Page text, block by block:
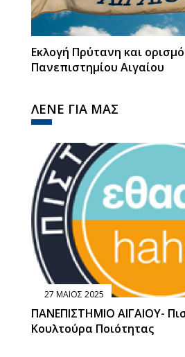
Εκλογή Πρύτανη και
Πανεπιστημίου Αιγαίου
ΛΕΝΕ ΓΙΑ ΜΑΣ
27 ΜΑΙΟΣ 2025
ΠΑΝΕΠΙΣΤΗΜΙΟ ΑΙΓΑΙΟΥ-
Κουλτούρα Ποιότητας